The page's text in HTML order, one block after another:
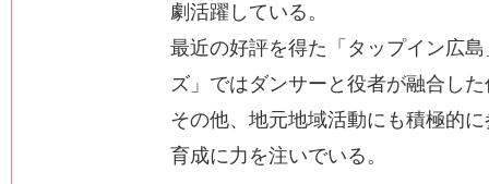
劇活躍している。
最近の好評を得た「タップイン広
ズ」ではダンサーと役者が融合し
その他、地元地域活動にも積極的
育成に力を注いでいる。